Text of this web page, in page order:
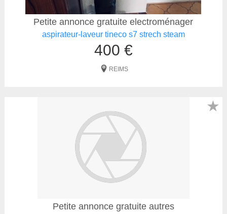
Petite annonce gratuite electroménager
aspirateur-laveur tineco s7 strech steam
400 €
REIMS
Petite annonce gratuite autres
★